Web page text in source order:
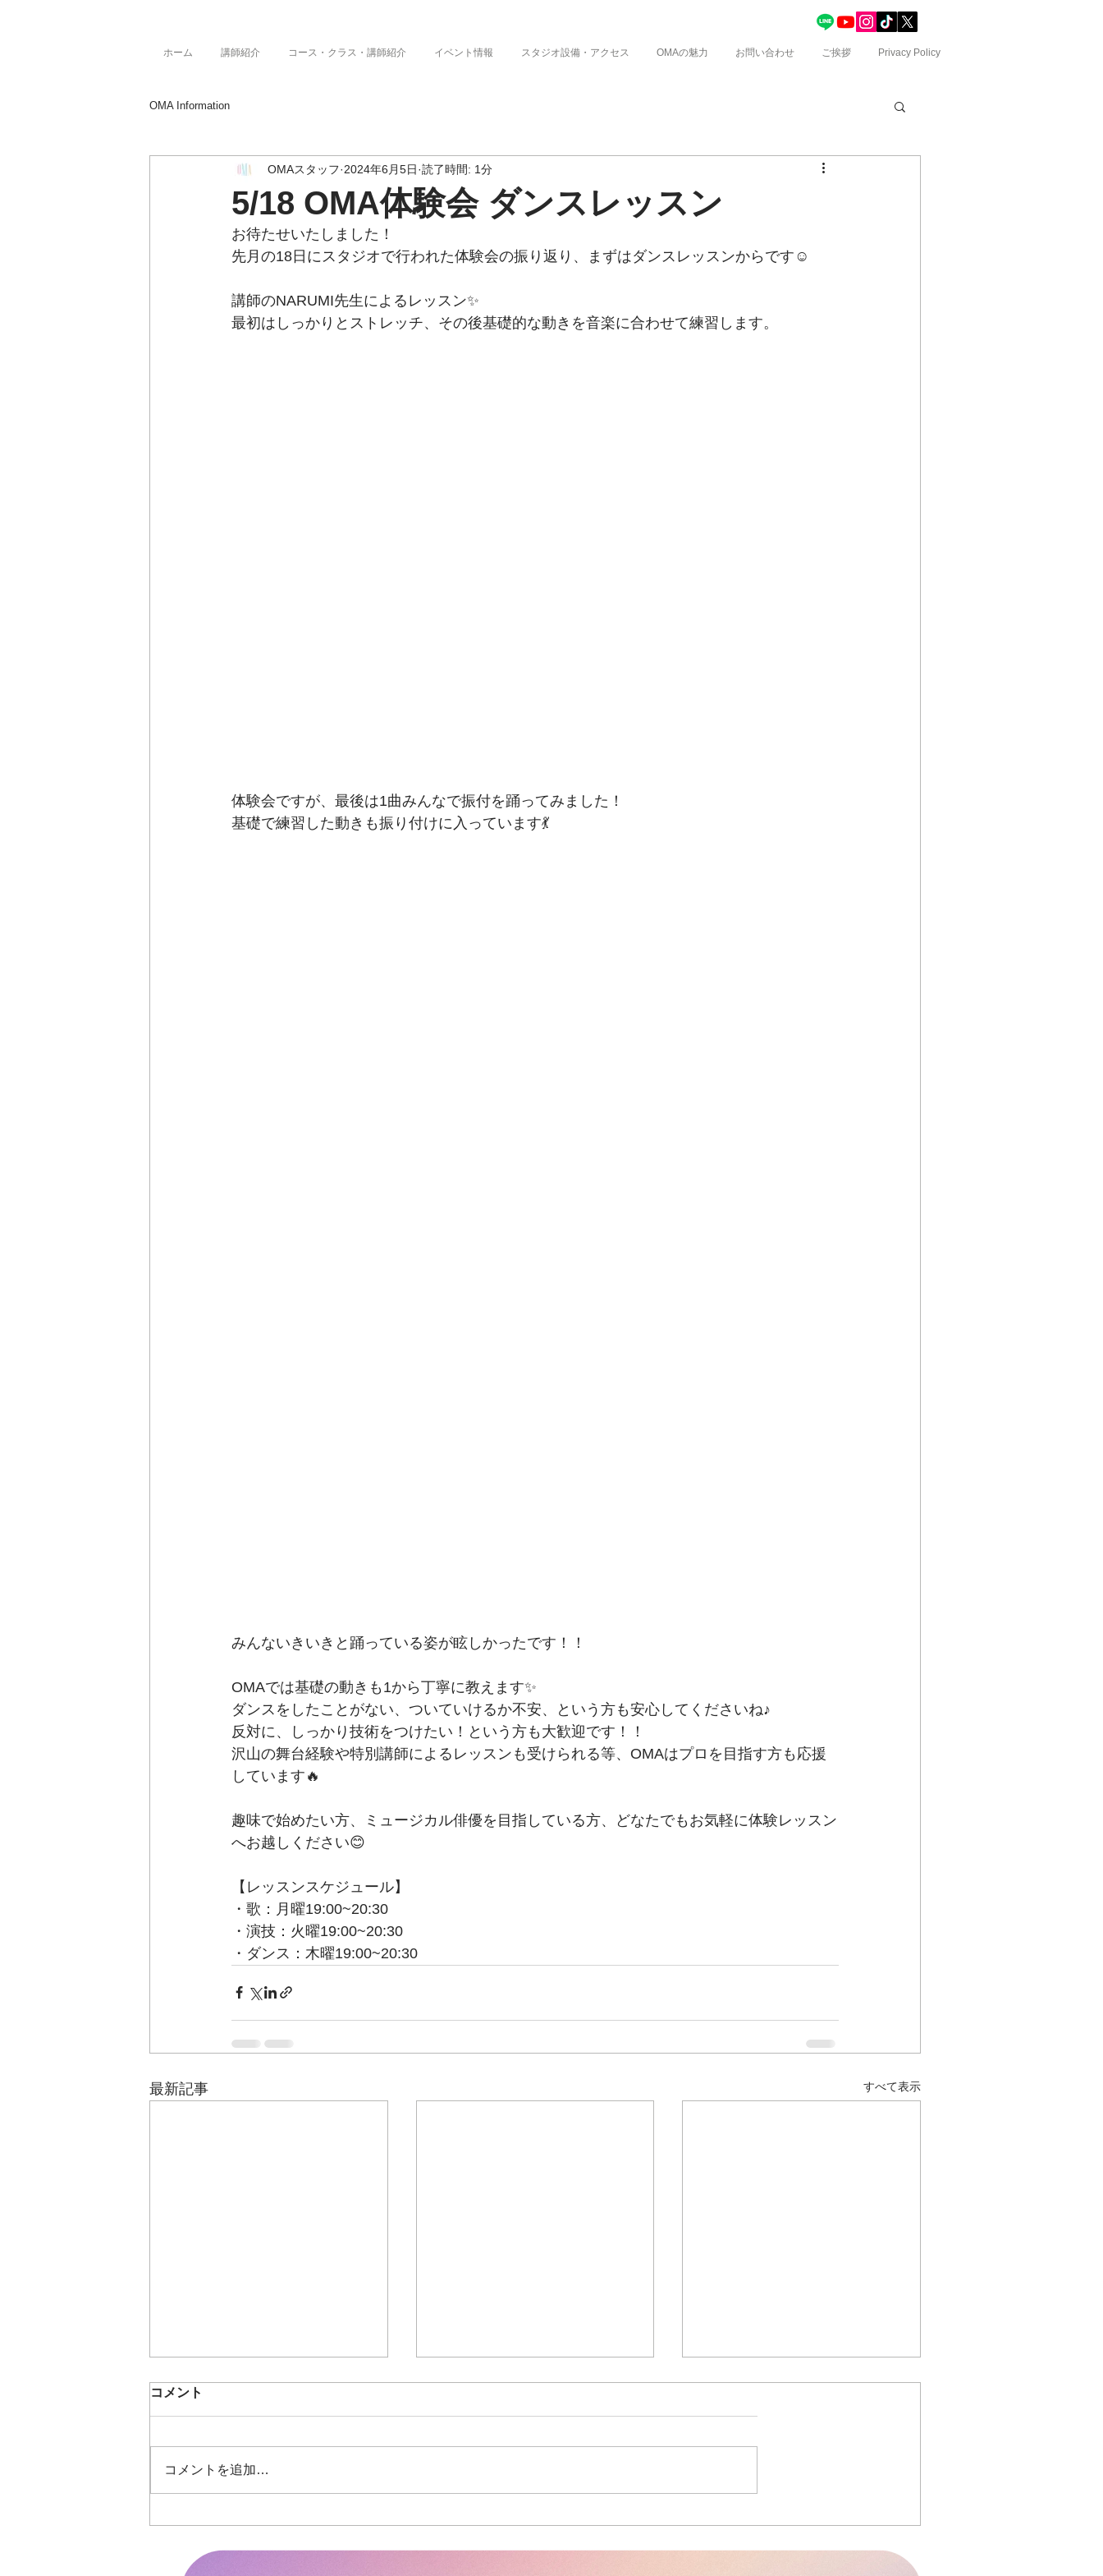
ホーム 講師紹介 コース・クラス・講師紹介 イベント情報 スタジオ設備・アクセス OMAの魅力 お問い合わせ ご挨拶 Privacy Policy
OMA Information
5/18 OMA体験会 ダンスレッスン
OMAスタッフ 2024年6月5日 読了時間: 1分
お待たせいたしました！
先月の18日にスタジオで行われた体験会の振り返り、まずはダンスレッスンからです☺️
講師のNARUMI先生によるレッスン✨
最初はしっかりとストレッチ、その後基礎的な動きを音楽に合わせて練習します。
体験会ですが、最後は1曲みんなで振付を踊ってみました！
基礎で練習した動きも振り付けに入っています💃
みんないきいきと踊っている姿が眩しかったです！！
OMAでは基礎の動きも1から丁寧に教えます✨
ダンスをしたことがない、ついていけるか不安、という方も安心してくださいね♪
反対に、しっかり技術をつけたい！という方も大歓迎です！！
沢山の舞台経験や特別講師によるレッスンも受けられる等、OMAはプロを目指す方も応援
しています🔥
趣味で始めたい方、ミュージカル俳優を目指している方、どなたでもお気軽に体験レッスン
へお越しください😊
【レッスンスケジュール】
・歌：月曜19:00~20:30
・演技：火曜19:00~20:30
・ダンス：木曜19:00~20:30
最新記事 すべて表示
8月スケジュール
コメント
コメントを追加…